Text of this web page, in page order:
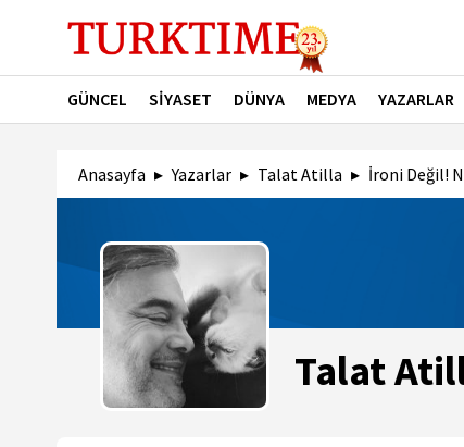
GÜNCEL SİYASET DÜNYA MEDYA YAZARLAR
Anasayfa Yazarlar Talat Atilla İroni Değil!
Talat